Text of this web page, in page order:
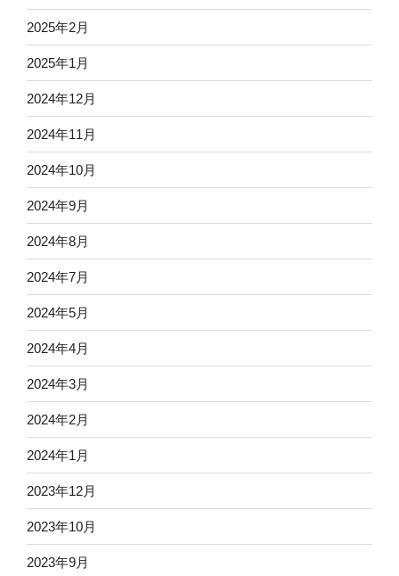
2025年2月
2025年1月
2024年12月
2024年11月
2024年10月
2024年9月
2024年8月
2024年7月
2024年5月
2024年4月
2024年3月
2024年2月
2024年1月
2023年12月
2023年10月
2023年9月